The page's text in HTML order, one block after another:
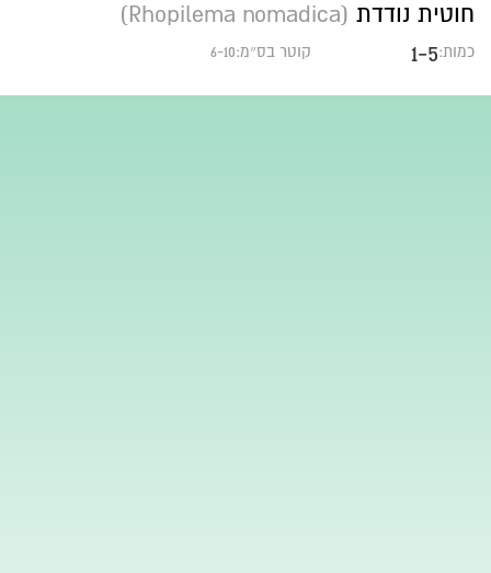
חוטית נודדת (Rhopilema nomadica)
כמות:1-5 קוטר בס״מ:6-10